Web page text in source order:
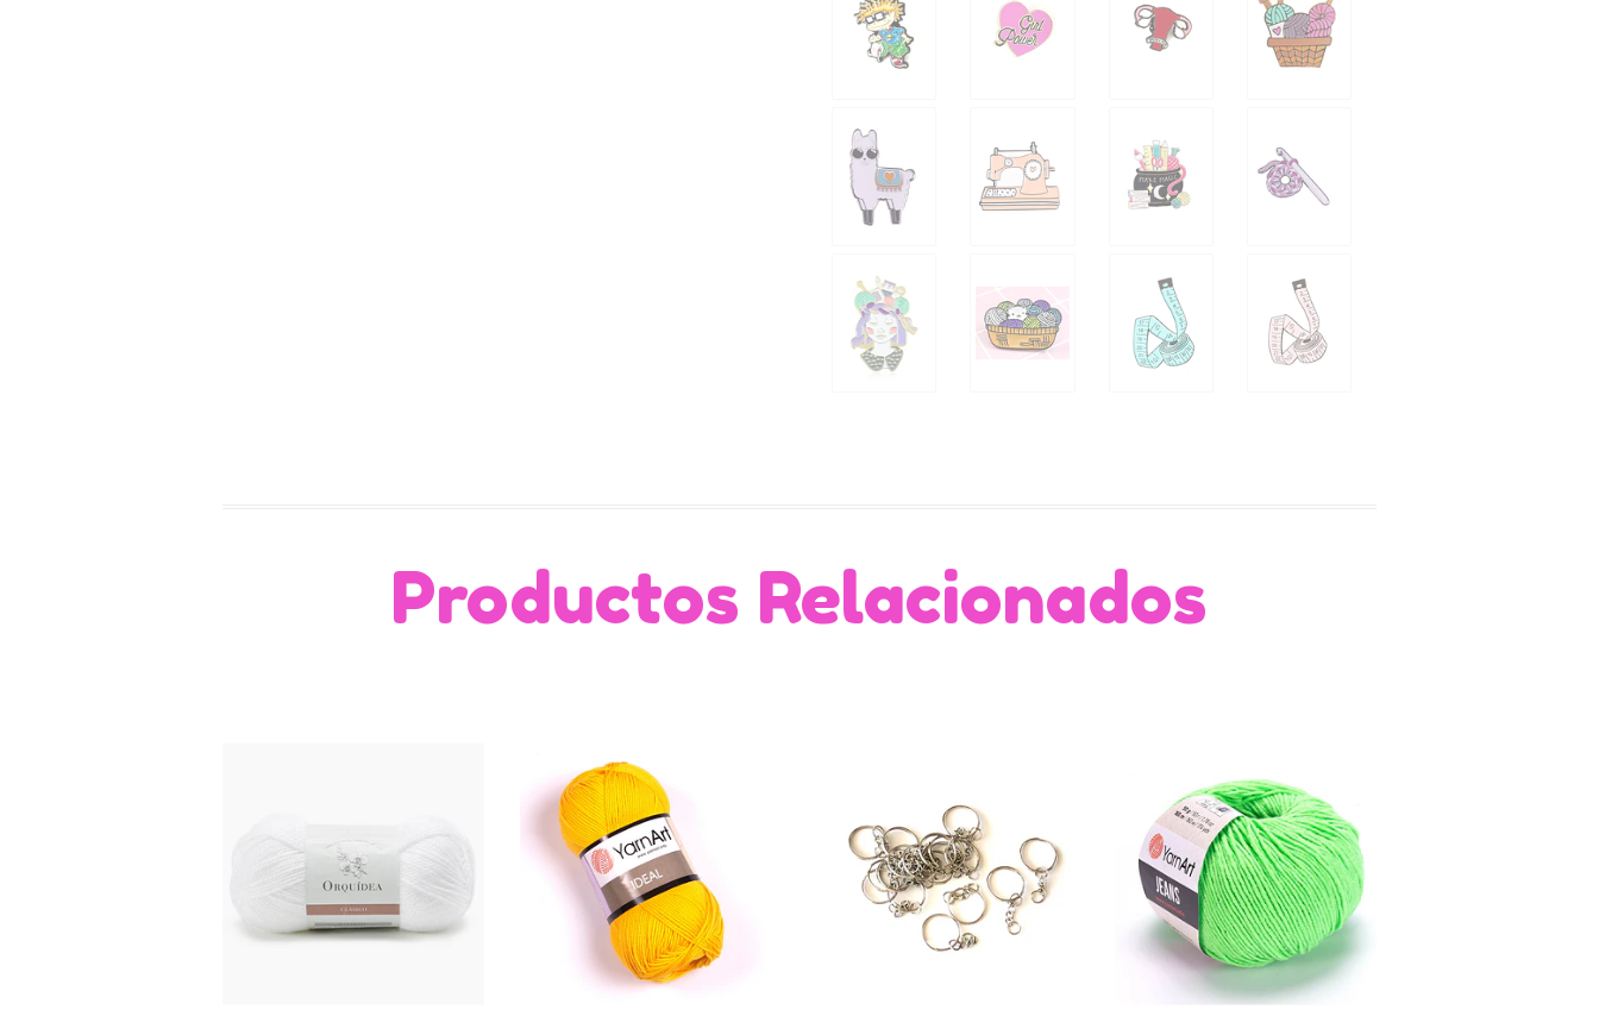
Productos Relacionados